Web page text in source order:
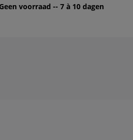
voorraad -- 7 à 10 dagen